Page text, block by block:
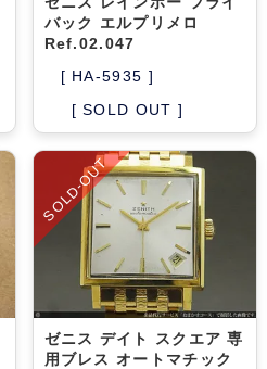
バック エルプリメロ
Ref.02.047
[ HA-5935 ]
[ SOLD OUT ]
SOLD-OUT
ゼニス デイト スクエア 専
用ブレス オートマチック